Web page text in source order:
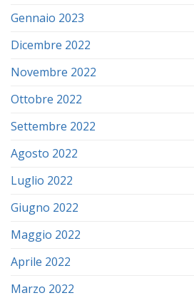
Gennaio 2023
Dicembre 2022
Novembre 2022
Ottobre 2022
Settembre 2022
Agosto 2022
Luglio 2022
Giugno 2022
Maggio 2022
Aprile 2022
Marzo 2022